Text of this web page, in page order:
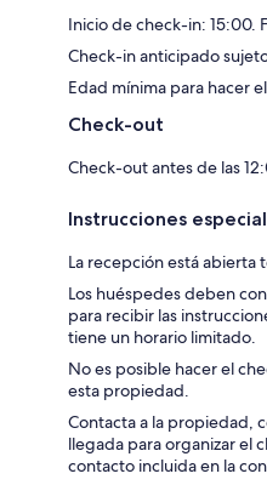
Inicio de check-in: 15:00.
Check-in anticipado
Edad mínima para hacer
Check-out
Check-out antes de las
Instrucciones
La recepción está abierta
Los huéspedes deben
para recibir las
tiene un horario limitado.
No es posible hacer el
esta propiedad.
Contacta a la propiedad,
llegada para organizar el
contacto incluida en la